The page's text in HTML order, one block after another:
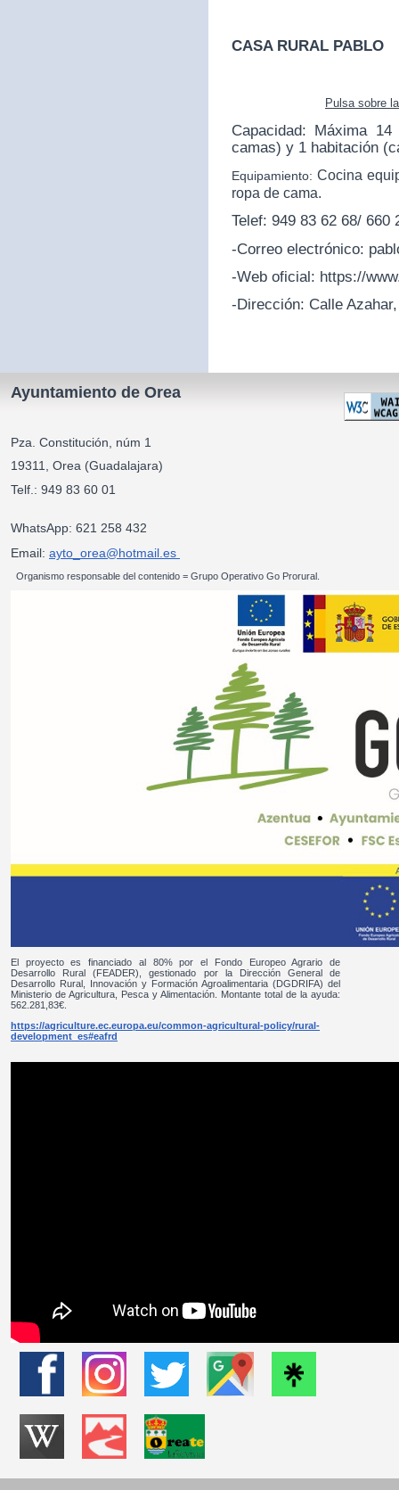
CASA RURAL PABLO
Pulsa sobre
Capacidad: Máxima
camas) y 1 habitación
Equipamiento: Cocina
ropa de cama.
Telef: 949 83 62 68/ 660
-Correo electrónico:
-Web oficial: https://
-Dirección: Calle
Ayuntamiento de Orea
Pza. Constitución, núm 1
19311, Orea (Guadalajara)
Telf.: 949 83 60 01
WhatsApp: 621 258 432
Email: ayto_orea@hotmail.es
Organismo responsable del contenido = Grupo Operativo Go Prorural.
El proyecto es financiado al 80% por el Fondo Europeo Agrario de
Desarrollo Rural (FEADER), gestionado por la Dirección General de
Desarrollo Rural, Innovación y Formación Agroalimentaria (DGDRIFA) del
Ministerio de Agricultura, Pesca y Alimentación. Montante total de la ayuda:
562.281,83€.
https://agriculture.ec.europa.eu/common-agricultural-policy/rural-
development_es#eafrd